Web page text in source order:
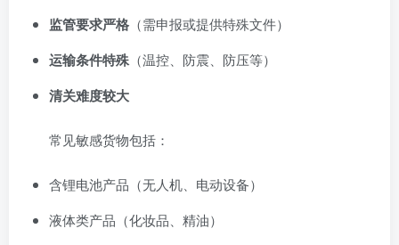
监管要求严格 （需申报或提供特殊文件）
运输条件特殊（温控、防震、防压等）
清关难度较大
常见敏感货物包括：
含锂电池产品（无人机、电动设备）
液体类产品（化妆品、精油）